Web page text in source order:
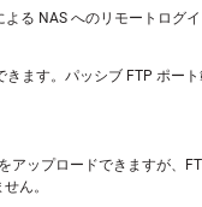
る NAS へのリモートログ
ます。パッシブ FTP ポー
アップロードできますが、
ん。